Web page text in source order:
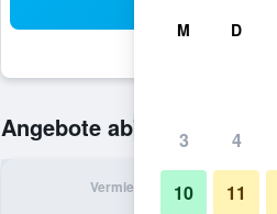
Angebote ab79 € Günstigste
Vermieter
M D
3 4
10 11